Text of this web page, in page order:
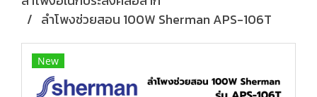
ลำโพงช่วยสอน 100W Sherman APS-106T
New